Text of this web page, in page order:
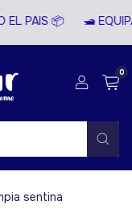
PAIS 📦 🛥️
0
sentina